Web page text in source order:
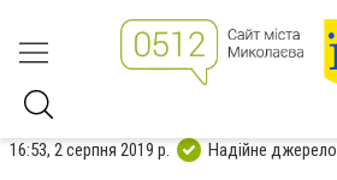
16:53, 2 серпня 2019 р. Надійне джерело